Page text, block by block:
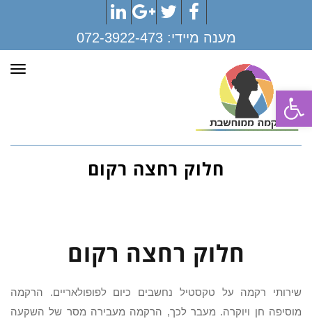
פתח סרגל נגישות
Facebook
Twitter
Google+
LinkedIn
מענה מיידי:072-3922-473
חלוק רחצה רקום
חלוק רחצה רקום
שירותי רקמה על טקסטיל נחשבים כיום לפופולאריים. הרקמה
מוסיפה חן ויוקרה. מעבר לכך, הרקמה מעבירה מסר של השקעה